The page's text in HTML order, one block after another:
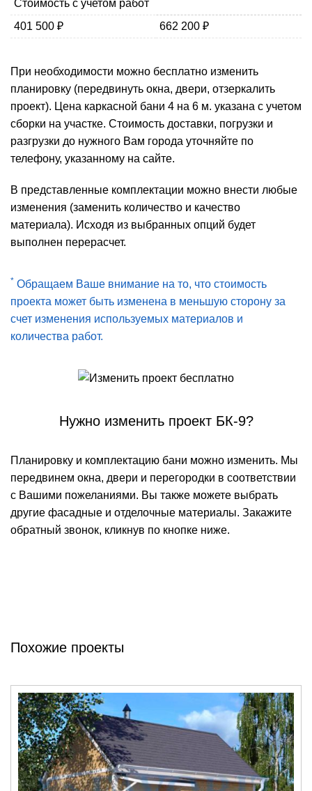
Стоимость с учетом работ
401 500 ₽
662 200 ₽
При необходимости можно бесплатно изменить
планировку (передвинуть окна, двери, отзеркалить
проект). Цена каркасной бани 4 на 6 м. указана с учетом
сборки на участке. Стоимость доставки, погрузки и
разгрузки до нужного Вам города уточняйте по
телефону, указанному на сайте.
В представленные комплектации можно внести любые
изменения (заменить количество и качество
материала). Исходя из выбранных опций будет
выполнен перерасчет.
* Обращаем Ваше внимание на то, что стоимость
проекта может быть изменена в меньшую сторону за
счет изменения используемых материалов и
количества работ.
Нужно изменить проект БК-9?
Планировку и комплектацию бани можно изменить. Мы
передвинем окна, двери и перегородки в соответствии
с Вашими пожеланиями. Вы также можете выбрать
другие фасадные и отделочные материалы. Закажите
обратный звонок, кликнув по кнопке ниже.
Похожие проекты